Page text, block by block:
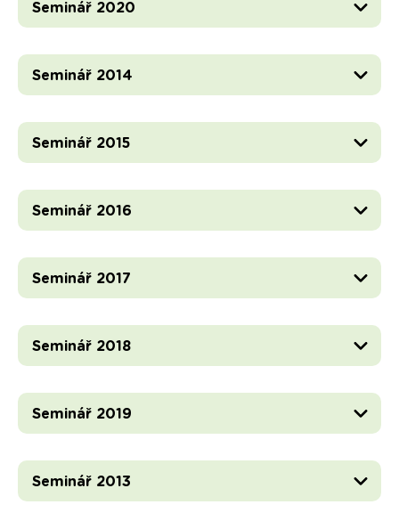
Seminář 2020
Seminář 2014
Seminář 2015
Seminář 2016
Seminář 2017
Seminář 2018
Seminář 2019
Seminář 2013